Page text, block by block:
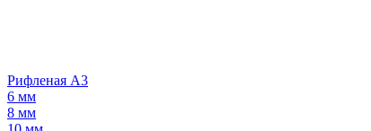
Рифленая А3
6 мм
8 мм